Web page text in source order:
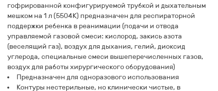
гофрированной конфигурируемой трубкой и дыхательным
мешком на 1 л (5504К) предназначен для респираторной
поддержки ребенка в реанимации (подачи и отвода
управляемой газовой смеси: кислород, закись азота
(веселящий газ), воздух для дыхания, гелий, диоксид
углерода, специальные смеси вышеперечисленных газов,
воздух для работы хирургического оборудования)
Предназначен для одноразового использования
Контуры нестерильные, но клинически чистые, в